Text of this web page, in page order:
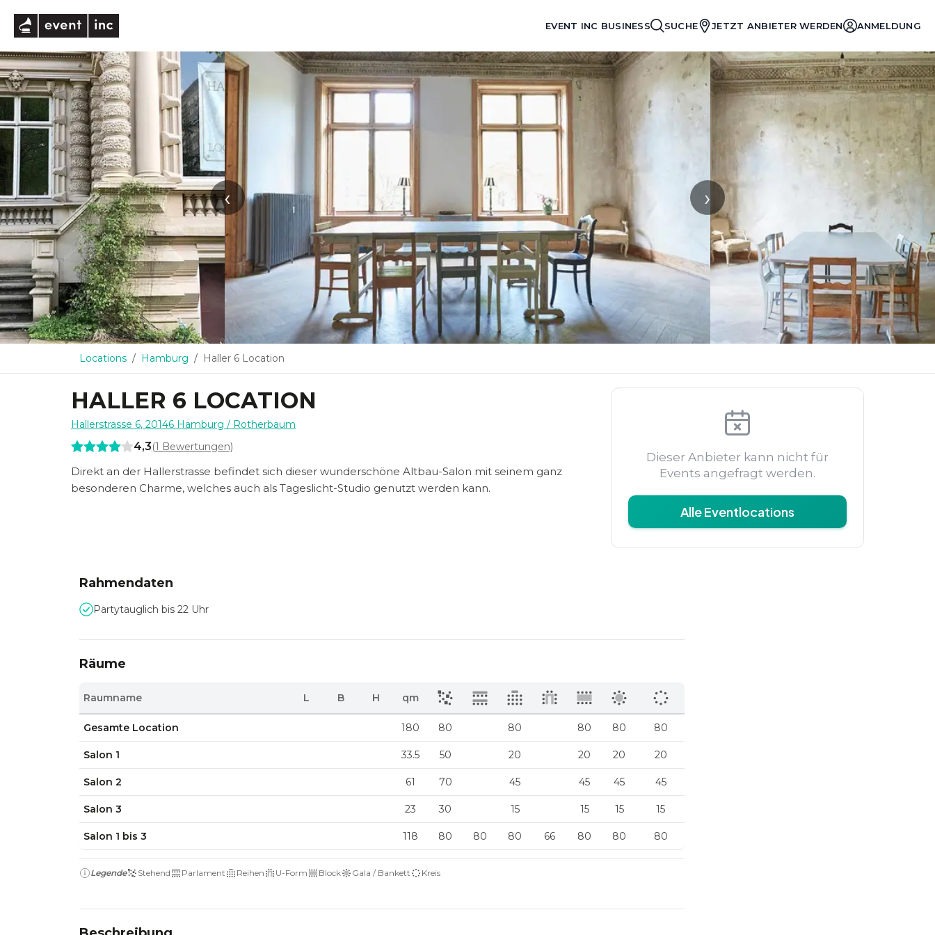
EVENT INC BUSINESS SUCHE JETZT ANBIETER WERDEN ANMELDUNG
‹ ›
Locations Hamburg Haller 6 Location
HALLER 6 LOCATION
Hallerstrasse 6, 20146 Hamburg / Rotherbaum
4,3(1 Bewertungen)
Direkt an der Hallerstrasse befindet sich dieser wunderschöne Altbau-Salon mit seinem ganz
besonderen Charme, welches auch als Tageslicht-Studio genutzt werden kann.
Dieser Anbieter kann nicht für
Events angefragt werden.
Alle Eventlocations
Rahmendaten
Partytauglich bis 22 Uhr
Räume
Raumname L B H qm
Gesamte Location 180 80 80 80 80 80
Salon 1 33.5 50 20 20 20 20
Salon 2 61 70 45 45 45 45
Salon 3 23 30 15 15 15 15
Salon 1 bis 3 118 80 80 80 66 80 80 80
Legende Stehend Parlament Reihen U-Form Block Gala / Bankett Kreis